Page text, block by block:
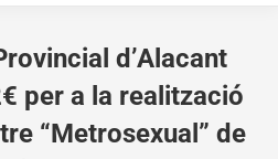
d’Alacant
per a la realització
“Metrosexual” de